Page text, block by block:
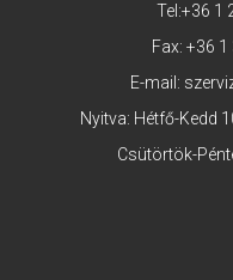
Tel:+36 1
Fax: +36
E-mail:
Nyitva: Hétfő-Kedd
Csütörtök-